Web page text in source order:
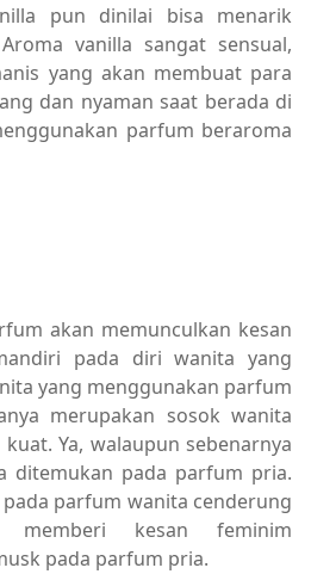
pun dinilai bisa menarik
vanilla sangat sensual,
yang akan membuat para
dan nyaman saat berada di
parfum beraroma
akan memunculkan kesan
pada diri wanita yang
yang menggunakan parfum
merupakan sosok wanita
Ya, walaupun sebenarnya
ditemukan pada parfum pria.
parfum wanita cenderung
kesan feminim
pada parfum pria.